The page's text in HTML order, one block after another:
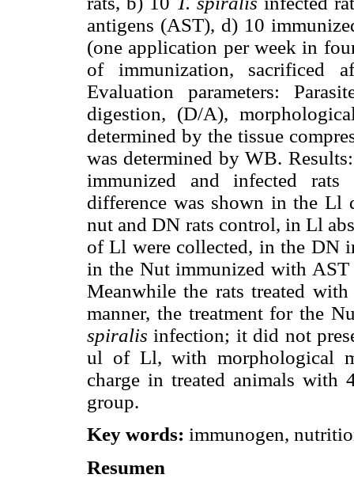
antigens (AST), d) 10
(one application per week in
of immunization, sacrificed
Evaluation parameters:
digestion, (D/A),
determined by the tissue
was determined by WB.
immunized and infected
difference was shown in the Ll
nut and DN rats control, in Ll
of Ll were collected, in the DN
in the Nut immunized with
Meanwhile the rats treated
manner, the treatment for the
spiralis infection; it did not
ul of Ll, with morphological
charge in treated animals with
group.
Key words: immunogen,
Resumen